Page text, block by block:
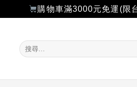
購物車滿3000元免運(限
搜
尋